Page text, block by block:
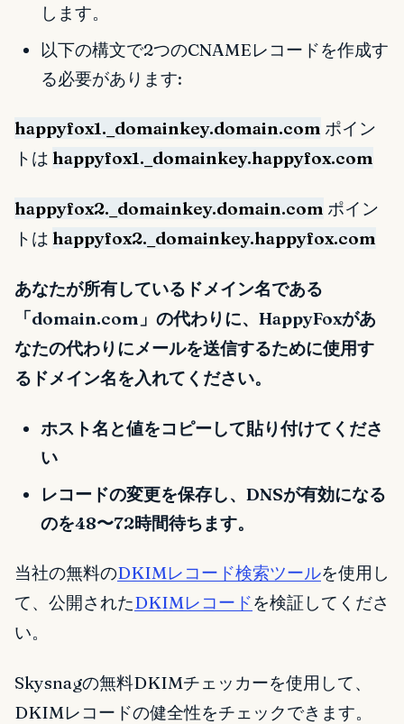
します。
以下の構文で2つのCNAMEレコードを作成す
る必要があります:
happyfox1._domainkey.domain.com ポイン
トは happyfox1._domainkey.happyfox.com
happyfox2._domainkey.domain.com ポイン
トは happyfox2._domainkey.happyfox.com
あなたが所有しているドメイン名である
「domain.com」の代わりに、HappyFoxがあ
なたの代わりにメールを送信するために使用す
るドメイン名を入れてください。
ホスト名と値をコピーして貼り付けてくださ
い
レコードの変更を保存し、DNSが有効になる
のを48〜72時間待ちます。
当社の無料のDKIMレコード検索ツールを使用し
て、公開されたDKIMレコードを検証してくださ
い。
Skysnagの無料DKIMチェッカーを使用して、
DKIMレコードの健全性をチェックできます。